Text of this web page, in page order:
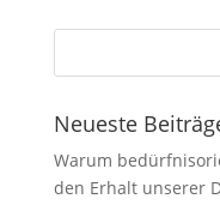
Neueste
Warum
den Erhalt unserer